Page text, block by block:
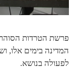
פרשת הטרדות
המדינה בימים אלו,
לפעולה בנושא.